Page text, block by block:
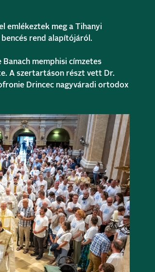
emlékeztek meg a Tihanyi
rend alapítójáról.
memphisi címzetes
A szertartáson részt vett Dr.
Drincec nagyváradi ortodox